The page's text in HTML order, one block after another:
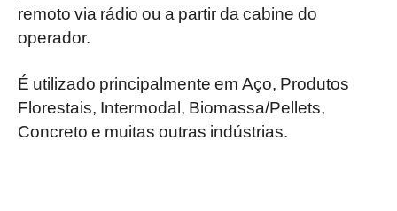
remoto via rádio ou a partir da cabine do
operador.
É utilizado principalmente em Aço, Produtos
Florestais, Intermodal, Biomassa/Pellets,
Concreto e muitas outras indústrias.